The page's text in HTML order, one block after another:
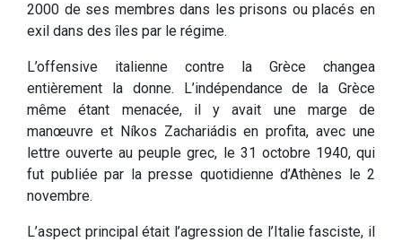
2000 de ses membres dans les prisons ou placés en
exil dans des îles par le régime.
L’offensive italienne contre la Grèce changea
entièrement la donne. L’indépendance de la Grèce
même étant menacée, il y avait une marge de
manœuvre et Níkos Zachariádis en profita, avec une
lettre ouverte au peuple grec, le 31 octobre 1940, qui
fut publiée par la presse quotidienne d’Athènes le 2
novembre.
L’aspect principal était l’agression de l’Italie fasciste, il